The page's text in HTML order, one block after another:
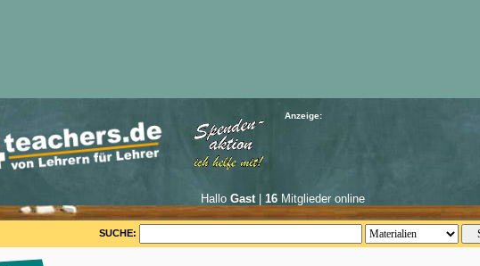
Anzeige:
Hallo Gast| 16 Mitglieder online
SUCHE: